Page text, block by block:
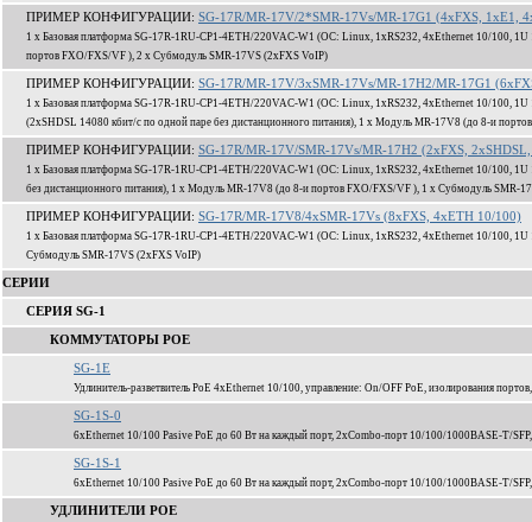
ПРИМЕР КОНФИГУРАЦИИ: SG-17R/MR-17V/2*SMR-17Vs/MR-17G1 (4xFXS, 1xE1,
1 x Базовая платформа SG-17R-1RU-CP1-4ETH/220VAC-W1 (ОС: Linux, 1xRS232, 4xEthernet 10/100,
портов FXO/FXS/VF ), 2 x Субмодуль SMR-17VS (2xFXS VoIP)
ПРИМЕР КОНФИГУРАЦИИ: SG-17R/MR-17V/3xSMR-17Vs/MR-17H2/MR-17G1
1 x Базовая платформа SG-17R-1RU-CP1-4ETH/220VAC-W1 (ОС: Linux, 1xRS232, 4xEthernet 10/100,
(2xSHDSL 14080 кбит/c по одной паре без дистанционного питания), 1 x Модуль MR-17V8 (до 8-и
ПРИМЕР КОНФИГУРАЦИИ: SG-17R/MR-17V/SMR-17Vs/MR-17H2 (2xFXS,
1 x Базовая платформа SG-17R-1RU-CP1-4ETH/220VAC-W1 (ОС: Linux, 1xRS232, 4xEthernet 10/100,
без дистанционного питания), 1 x Модуль MR-17V8 (до 8-и портов FXO/FXS/VF ), 1 x Субмодуль SMR-
ПРИМЕР КОНФИГУРАЦИИ: SG-17R/MR-17V8/4xSMR-17Vs (8xFXS, 4xETH 10/100)
1 x Базовая платформа SG-17R-1RU-CP1-4ETH/220VAC-W1 (ОС: Linux, 1xRS232, 4xEthernet 10/100,
Субмодуль SMR-17VS (2xFXS VoIP)
СЕРИИ
СЕРИЯ SG-1
КОММУТАТОРЫ POE
SG-1E
Удлинитель-разветвитель PoE 4xEthernet 10/100, управление: On/OFF PoE, изолирования
SG-1S-0
6xEthernet 10/100 Pasive PoE до 60 Вт на каждый порт, 2xCombo-порт 10/100/1000BASE-T/
SG-1S-1
6xEthernet 10/100 Pasive PoE до 60 Вт на каждый порт, 2xCombo-порт 10/100/1000BASE-T/
УДЛИНИТЕЛИ POE